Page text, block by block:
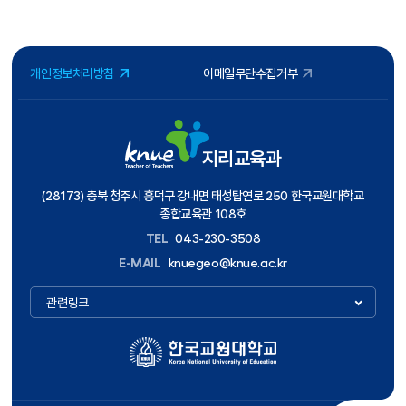
개인정보처리방침 이메일무단수집거부
지리교육과
(28173) 충북 청주시 흥덕구 강내면 태성탑연로 250 한국교원대학교
종합교육관 108호
TEL 043-230-3508
E-MAIL knuegeo@knue.ac.kr
관련링크